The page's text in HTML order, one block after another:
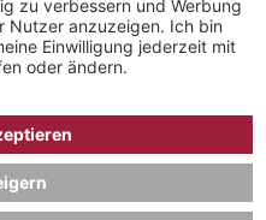
GmbH / Watchandco GmbH
VERSANDKOSTEN